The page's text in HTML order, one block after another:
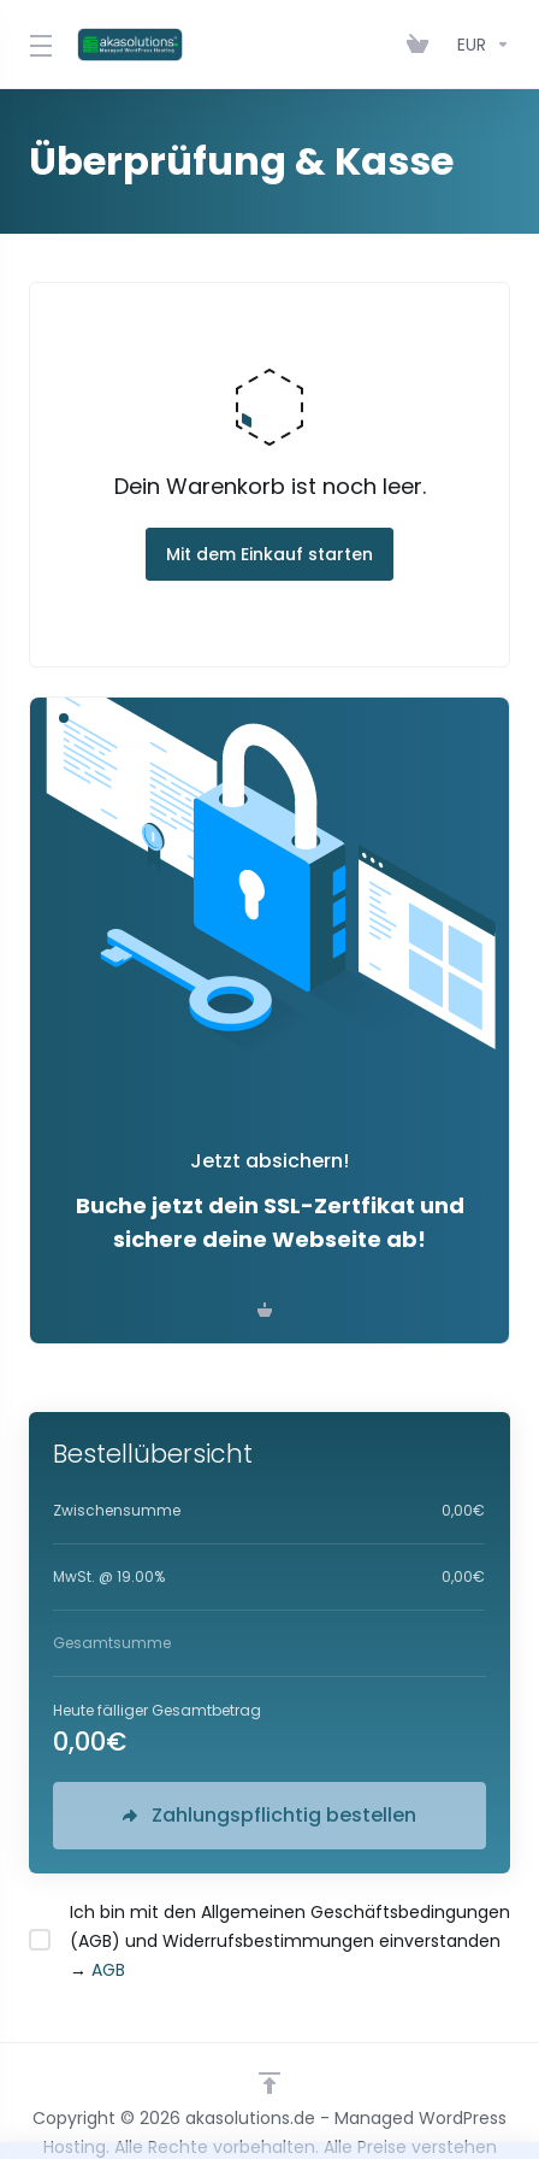
EUR
Überprüfung & Kasse
Dein Warenkorb ist noch leer.
Mit dem Einkauf starten
Jetzt absichern!
Buche jetzt dein SSL-Zertfikat und
sichere deine Webseite ab!
Bestellübersicht
Zwischensumme 0,00€
MwSt. @ 19.00% 0,00€
Gesamtsumme
Heute fälliger Gesamtbetrag
0,00€
Zahlungspflichtig bestellen
Ich bin mit den Allgemeinen Geschäftsbedingungen
(AGB) und Widerrufsbestimmungen einverstanden
→ AGB
Copyright © 2026 akasolutions.de - Managed WordPress
Hosting. Alle Rechte vorbehalten. Alle Preise verstehen